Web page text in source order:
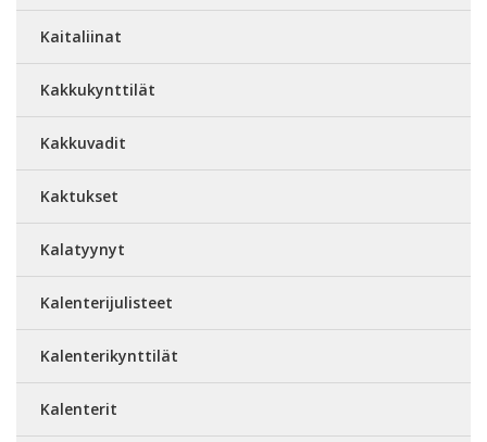
Kaitaliinat
Kakkukynttilät
Kakkuvadit
Kaktukset
Kalatyynyt
Kalenterijulisteet
Kalenterikynttilät
Kalenterit